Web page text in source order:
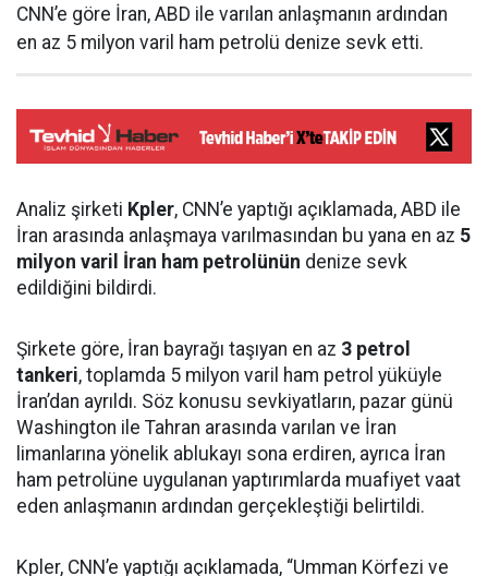
CNN’e göre İran, ABD ile varılan anlaşmanın ardından
en az 5 milyon varil ham petrolü denize sevk etti.
Analiz şirketi Kpler, CNN’e yaptığı açıklamada, ABD ile
İran arasında anlaşmaya varılmasından bu yana en az 5
milyon varil İran ham petrolünün denize sevk
edildiğini bildirdi.
Şirkete göre, İran bayrağı taşıyan en az 3 petrol
tankeri, toplamda 5 milyon varil ham petrol yüküyle
İran’dan ayrıldı. Söz konusu sevkiyatların, pazar günü
Washington ile Tahran arasında varılan ve İran
limanlarına yönelik ablukayı sona erdiren, ayrıca İran
ham petrolüne uygulanan yaptırımlarda muafiyet vaat
eden anlaşmanın ardından gerçekleştiği belirtildi.
Kpler, CNN’e yaptığı açıklamada, “Umman Körfezi ve